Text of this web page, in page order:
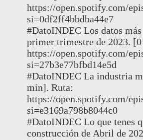
https://open.spotify.com/
si=0df2ff4bbdba44e7
#DatoINDEC Los datos
primer trimestre de 2023.
https://open.spotify.com/
si=27b3e77bfbd14e5d
#DatoINDEC La industria
min]. Ruta:
https://open.spotify.com/
si=e3169a798b8044c0
#DatoINDEC Lo que tenes
construcción de Abril de